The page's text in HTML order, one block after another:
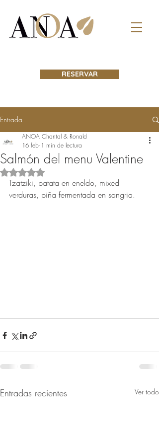
RESERVAR
Entrada
Salmón del menu Valentine
ANOA Chantal & Ronald
16 feb 1 min de lectura
Obtuvo NaN de 5 estrellas.
Tzatziki, patata en eneldo, mixed
verduras, piña fermentada en sangria.
Entradas recientes Ver todo